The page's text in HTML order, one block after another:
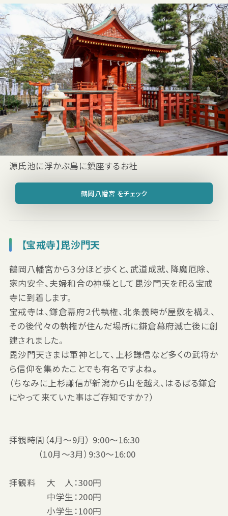
源氏池に浮かぶ島に鎮座するお社
鶴岡八幡宮 をチェック
【宝戒寺】毘沙門天
鶴岡八幡宮から３分ほど歩くと、武道成就、降魔厄除、
家内安全、夫婦和合の神様として毘沙門天を祀る宝戒
寺に到着します。
宝戒寺は、鎌倉幕府２代執権、北条義時が屋敷を構え、
その後代々の執権が住んだ場所に鎌倉幕府滅亡後に創
建されました。
毘沙門天さまは軍神として、上杉謙信など多くの武将か
ら信仰を集めたことでも有名ですよね。
（ちなみに上杉謙信が新潟から山を越え、はるばる鎌倉
にやって来ていた事はご存知ですか？）
拝観時間（4月～9月） 9:00～16:30
（10月～3月）9:30～16:00
拝観料 大 人：300円
中学生：200円
小学生：100円